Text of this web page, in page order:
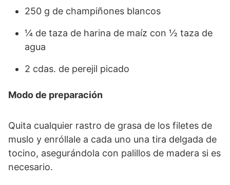
250 g de champiñones blancos
¼ de taza de harina de maíz con ½ taza de
agua
2 cdas. de perejil picado
Modo de preparación
Quita cualquier rastro de grasa de los filetes de
muslo y enróllale a cada uno una tira delgada de
tocino, asegurándola con palillos de madera si es
necesario.